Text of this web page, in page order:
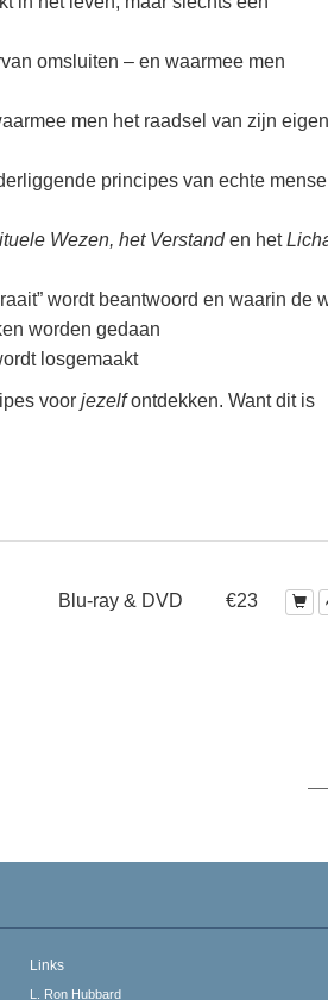
omsluiten – en waarmee men
men het raadsel van zijn eigen
principes van echte
Wezen, het Verstanden het
wordt beantwoord en waarin de
worden gedaan
losgemaakt
voor jezelfontdekken. Want dit is
Blu-ray & DVD €23
Links
L. Ron Hubbard